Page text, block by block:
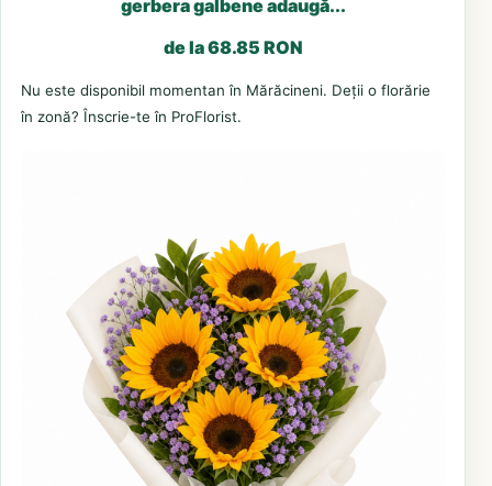
gerbera galbene adaugă...
de la 68.85 RON
Nu este disponibil momentan în Mărăcineni. Deții o florărie
în zonă? Înscrie-te în ProFlorist.